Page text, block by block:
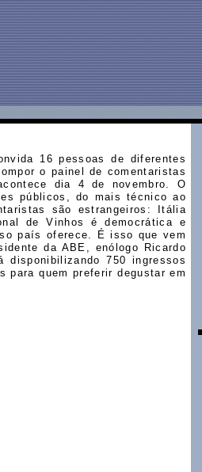
16 pessoas de diferentes
o painel de comentaristas
dia 4 de novembro. O
públicos, do mais técnico ao
são estrangeiros: Itália
de Vinhos é democrática e
país oferece. É isso que vem
da ABE, enólogo Ricardo
disponibilizando 750 ingressos
para quem preferir degustar em